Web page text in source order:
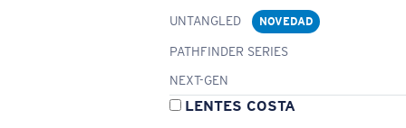
UNTANGLED
NOVEDAD
PATHFINDER SERIES
NEXT-GEN
LENTES COSTA